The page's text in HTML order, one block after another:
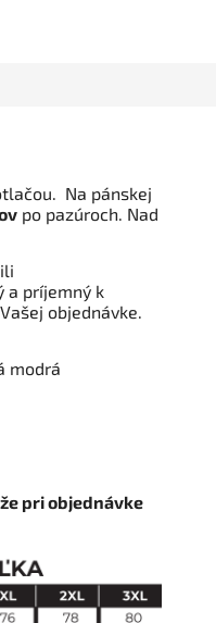
Na pánskej
po pazúroch. Nad
a príjemný k
objednávke.
modrá
pri objednávke